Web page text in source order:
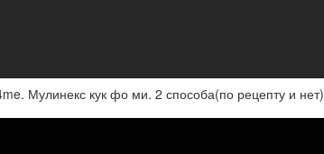
Мулинекс кук фо ми. 2 способа(по рецепту и нет)